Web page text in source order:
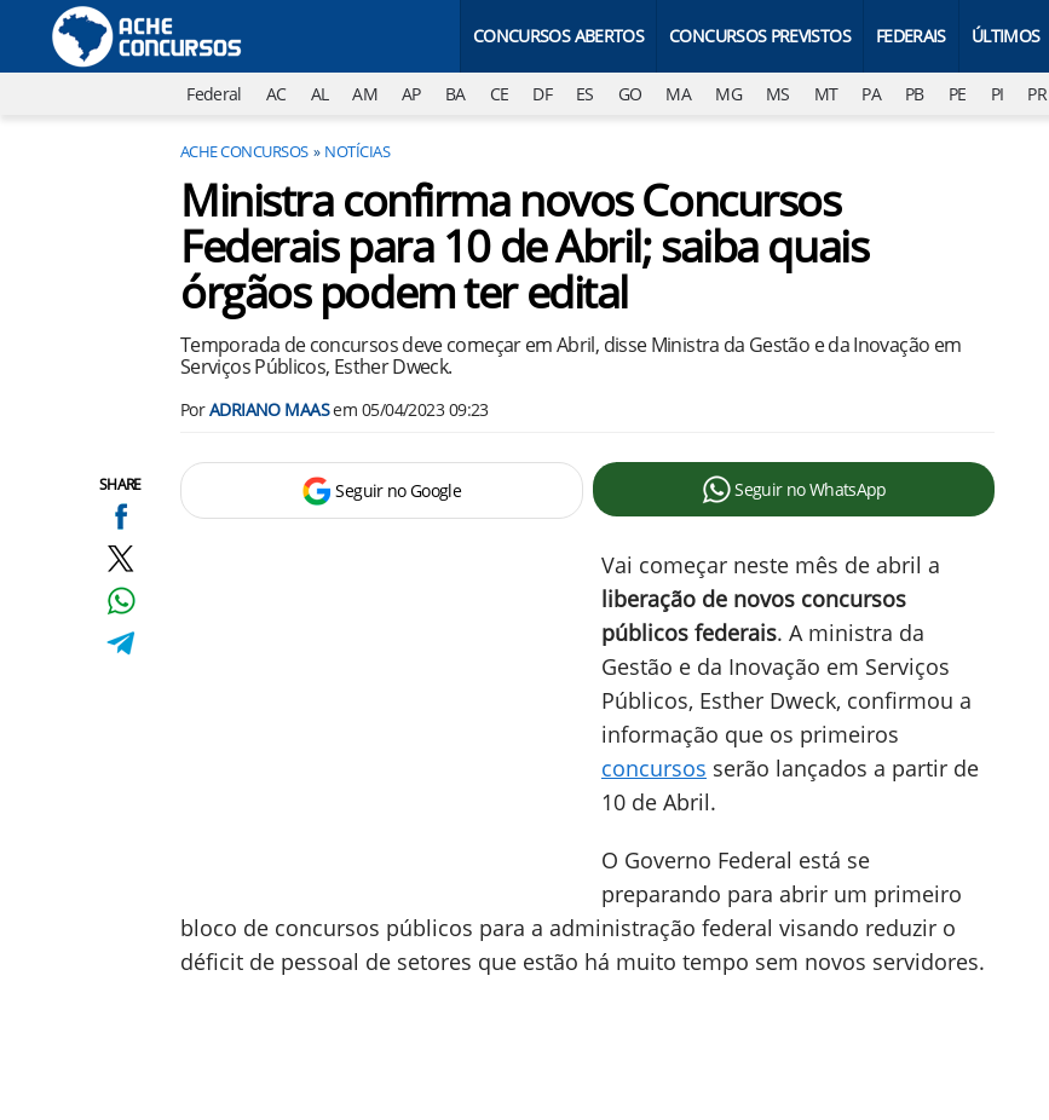
CONCURSOS ABERTOS CONCURSOS PREVISTOS FEDERAIS ÚLTIMOS
Federal AC AL AM AP BA CE DF ES GO MA MG MS MT PA PB PE PI PR
ACHE CONCURSOS NOTÍCIAS
SHARE
Ministra confirma novos Concursos
Federais para 10 de Abril; saiba quais
órgãos podem ter edital
Temporada de concursos deve começar em Abril, disse Ministra da Gestão e da Inovação em
Serviços Públicos, Esther Dweck.
PorADRIANO MAASem 05/04/2023 09:23
Seguir no Google Seguir no WhatsApp
Vai começar neste mês de abril a
liberação de novos concursos
públicos federais. A ministra da
Gestão e da Inovação em Serviços
Públicos, Esther Dweck, confirmou a
informação que os primeiros
concursos serão lançados a partir de
10 de Abril.
O Governo Federal está se
preparando para abrir um primeiro
bloco de concursos públicos para a administração federal visando reduzir o
déficit de pessoal de setores que estão há muito tempo sem novos servidores.